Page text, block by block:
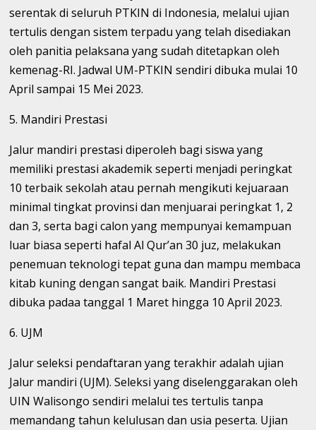
serentak di seluruh PTKIN di Indonesia, melalui ujian
tertulis dengan sistem terpadu yang telah disediakan
oleh panitia pelaksana yang sudah ditetapkan oleh
kemenag-RI. Jadwal UM-PTKIN sendiri dibuka mulai 10
April sampai 15 Mei 2023.
5. Mandiri Prestasi
Jalur mandiri prestasi diperoleh bagi siswa yang
memiliki prestasi akademik seperti menjadi peringkat
10 terbaik sekolah atau pernah mengikuti kejuaraan
minimal tingkat provinsi dan menjuarai peringkat 1, 2
dan 3, serta bagi calon yang mempunyai kemampuan
luar biasa seperti hafal Al Qur’an 30 juz, melakukan
penemuan teknologi tepat guna dan mampu membaca
kitab kuning dengan sangat baik. Mandiri Prestasi
dibuka padaa tanggal 1 Maret hingga 10 April 2023.
6. UJM
Jalur seleksi pendaftaran yang terakhir adalah ujian
Jalur mandiri (UJM). Seleksi yang diselenggarakan oleh
UIN Walisongo sendiri melalui tes tertulis tanpa
memandang tahun kelulusan dan usia peserta. Ujian